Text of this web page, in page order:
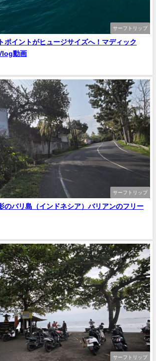
サーフトリップ
ポイントがヒュージサイズへ！マディック
動画
サーフトリップ
のバリ島（インドネシア）バリアンのフリー
サーフトリップ